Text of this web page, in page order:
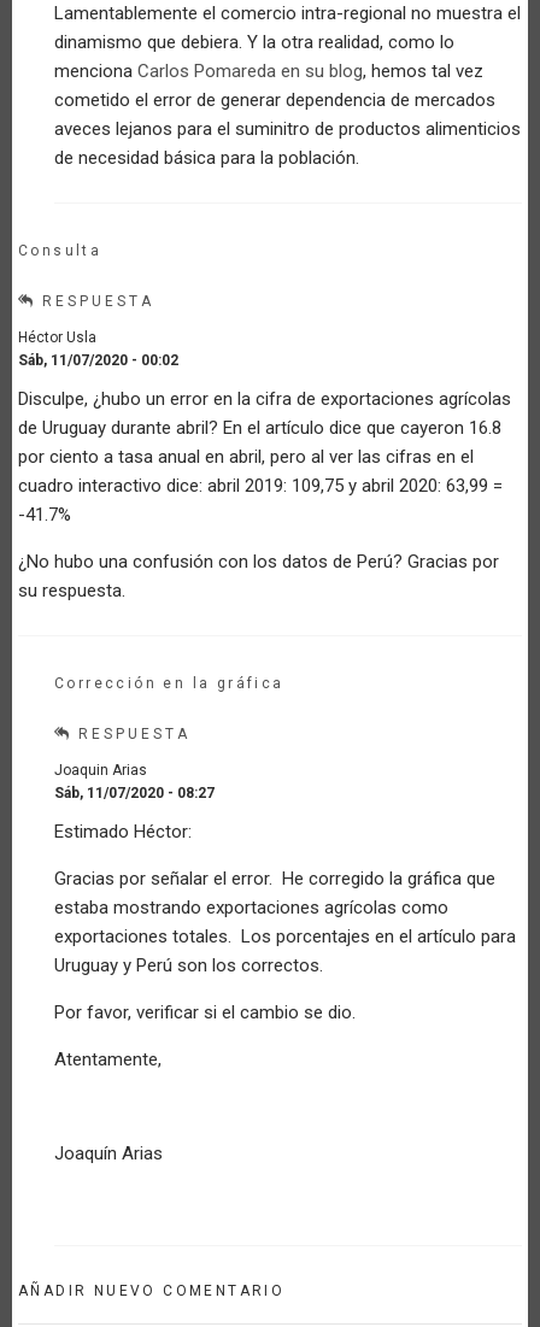
por
Invitado
(no
Lamentablemente el comercio intra-regional no muestra el
dinamismo que debiera. Y la otra realidad, como lo
menciona Carlos Pomareda en su blog, hemos tal vez
cometido el error de generar dependencia de mercados
aveces lejanos para el suminitro de productos alimenticios
de necesidad básica para la población.
Consulta
RESPUESTA
Héctor Usla
Sáb, 11/07/2020 - 00:02
Disculpe, ¿hubo un error en la cifra de exportaciones agrícolas
de Uruguay durante abril? En el artículo dice que cayeron 16.8
por ciento a tasa anual en abril, pero al ver las cifras en el
cuadro interactivo dice: abril 2019: 109,75 y abril 2020: 63,99 =
-41.7%
¿No hubo una confusión con los datos de Perú? Gracias por
su respuesta.
Corrección en la gráfica
RESPUESTA
Joaquin Arias
Sáb, 11/07/2020 - 08:27
respuesta
Consulta
por
Invitado
verificado)
Estimado Héctor:
Gracias por señalar el error. He corregido la gráfica que
estaba mostrando exportaciones agrícolas como
exportaciones totales. Los porcentajes en el artículo para
Uruguay y Perú son los correctos.
Por favor, verificar si el cambio se dio.
Atentamente,
Joaquín Arias
AÑADIR NUEVO COMENTARIO